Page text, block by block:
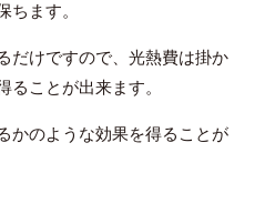
ちます。
だけですので、光熱費は掛か
ることが出来ます。
かのような効果を得ることが